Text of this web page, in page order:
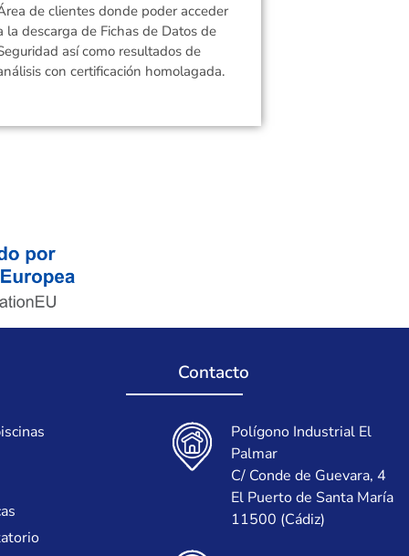
de clientes donde poder acceder
la descarga de Fichas de Datos de
así como resultados de
con certificación homolagada.
Contacto
Polígono Industrial El
Palmar
C/ Conde de Guevara, 4
El Puerto de Santa María
11500 (Cádiz)